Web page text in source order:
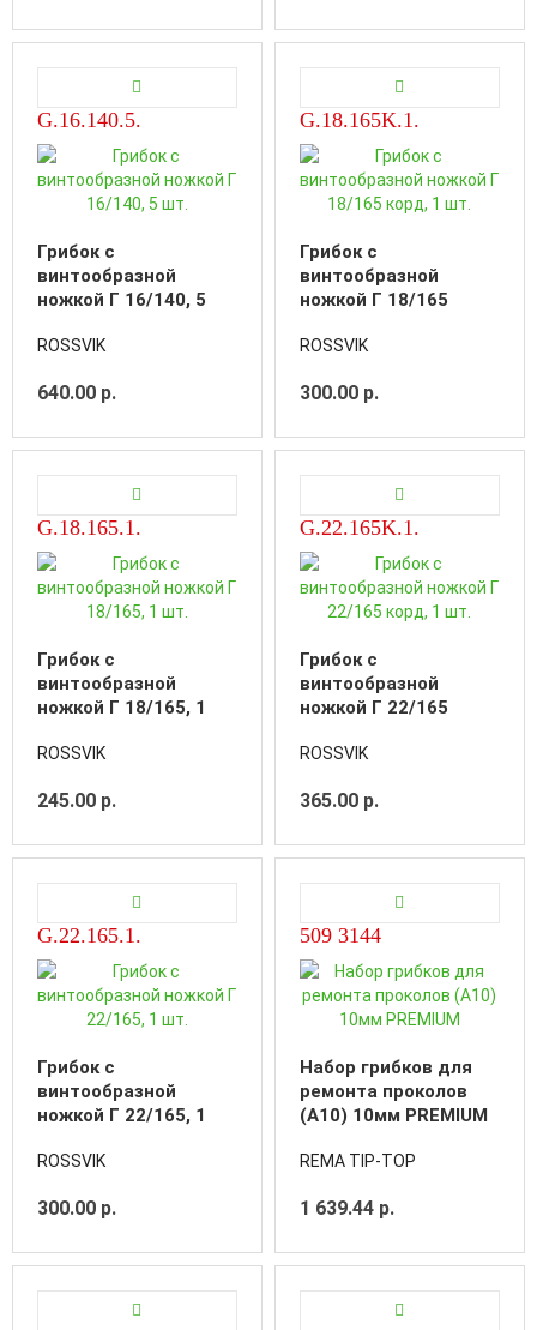
G.16.140.5.
Грибок с
винтообразной
ножкой Г 16/140, 5
ROSSVIK
640.00 р.
G.18.165K.1.
Грибок с
винтообразной
ножкой Г 18/165
ROSSVIK
300.00 р.
G.18.165.1.
Грибок с
винтообразной
ножкой Г 18/165, 1
ROSSVIK
245.00 р.
G.22.165K.1.
Грибок с
винтообразной
ножкой Г 22/165
ROSSVIK
365.00 р.
G.22.165.1.
Грибок с
винтообразной
ножкой Г 22/165, 1
ROSSVIK
300.00 р.
509 3144
Набор грибков для
ремонта проколов
(А10) 10мм PREMIUM
REMA TIP-TOP
1 639.44 р.